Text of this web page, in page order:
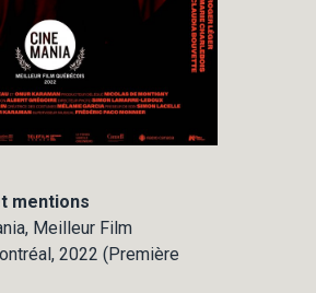
mentions
Meilleur Film
2022 (Première